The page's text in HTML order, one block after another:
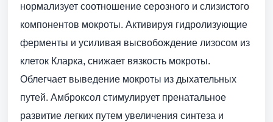
нормализует соотношение серозного и слизистого
компонентов мокроты. Активируя гидролизующие
ферменты и усиливая высвобождение лизосом из
клеток Кларка, снижает вязкость мокроты.
Облегчает выведение мокроты из дыхательных
путей. Амброксол стимулирует пренатальное
развитие легких путем увеличения синтеза и